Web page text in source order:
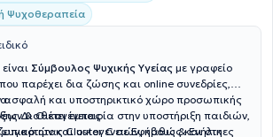
Ψυχοθεραπεία
είναι Σύμβουλος Ψυχικής Υγείας με γραφείο
παρέχει δια ζώσης και online συνεδρίες,
ασφαλή και υποστηρικτικό χώρο προσωπικής
εμπειρία στην υποστήριξη παιδιών,
και οικογενειών, καθώς και στη
& Οικογένειας
Cluster C σε Εφήβους & Ενήλικες